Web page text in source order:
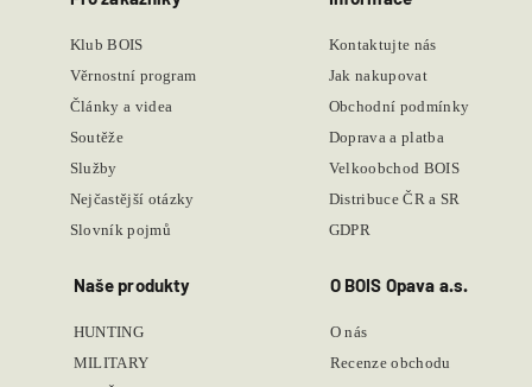
Klub BOIS
Věrnostní program
Články a videa
Soutěže
Služby
Nejčastější otázky
Slovník pojmů
Kontaktujte nás
Jak nakupovat
Obchodní podmínky
Doprava a platba
Velkoobchod BOIS
Distribuce ČR a SR
GDPR
Naše produkty
HUNTING
MILITARY
O BOIS Opava a.s.
O nás
Recenze obchodu